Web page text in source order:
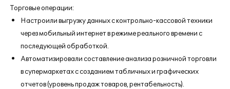
Торговые операции:
Настроили выгрузку данных с контрольно-кассовой техники
через мобильный интернет в режиме реального времени с
последующей обработкой.
Автоматизировали составление анализа розничной торговли
в супермаркетах с созданием табличных и графических
отчетов (уровень продаж товаров, рентабельность).